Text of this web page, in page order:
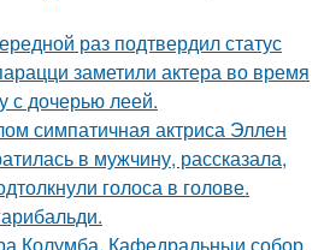
раз подтвердил статус
заметили актера во время
с дочерью леей.
симпатичная актриса Эллен
в мужчину, рассказала,
голоса в голове.